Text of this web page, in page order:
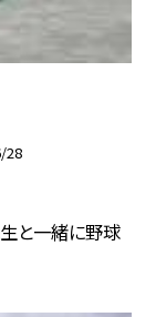
28
生と一緒に野球